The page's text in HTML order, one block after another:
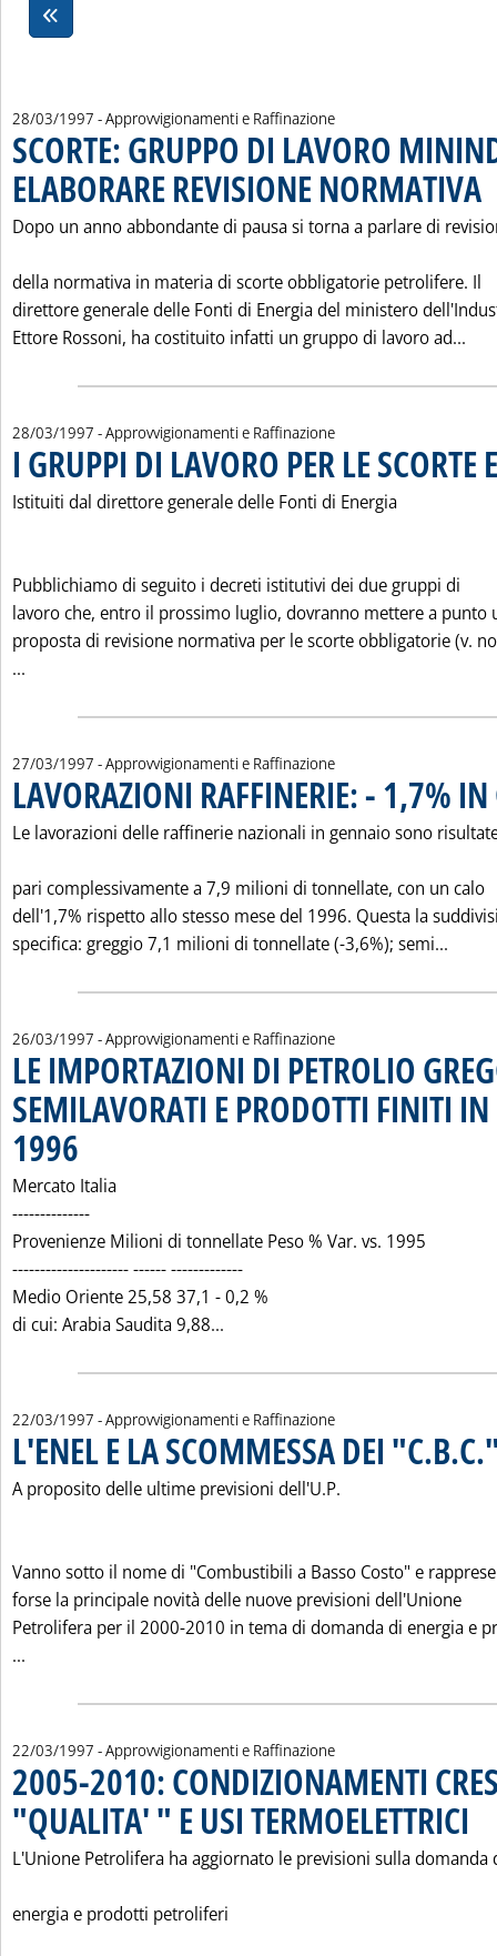
28/03/1997 - Approvvigionamenti e Raffinazione
SCORTE: GRUPPO DI LAVORO
ELABORARE REVISIONE NORMATIVA
Dopo un anno abbondante di pausa si torna a parlare di
della normativa in materia di scorte obbligatorie petrolifere. Il
direttore generale delle Fonti di Energia del ministero
Ettore Rossoni, ha costituito infatti un gruppo di lavoro ad...
28/03/1997 - Approvvigionamenti e Raffinazione
I GRUPPI DI LAVORO PER LE SCORTE
Istituiti dal direttore generale delle Fonti di Energia
Pubblichiamo di seguito i decreti istitutivi dei due gruppi di
lavoro che, entro il prossimo luglio, dovranno mettere a punto
proposta di revisione normativa per le scorte obbligatorie (v.
...
27/03/1997 - Approvvigionamenti e Raffinazione
LAVORAZIONI RAFFINERIE: - 1,7%
Le lavorazioni delle raffinerie nazionali in gennaio sono
pari complessivamente a 7,9 milioni di tonnellate, con un calo
dell'1,7% rispetto allo stesso mese del 1996. Questa la
specifica: greggio 7,1 milioni di tonnellate (-3,6%); semi...
26/03/1997 - Approvvigionamenti e Raffinazione
LE IMPORTAZIONI DI PETROLIO
SEMILAVORATI E PRODOTTI FINITI
1996
Mercato Italia
--------------
Provenienze Milioni di tonnellate Peso % Var. vs. 1995
--------------------- ------ -------------
Medio Oriente 25,58 37,1 - 0,2 %
di cui: Arabia Saudita 9,88...
22/03/1997 - Approvvigionamenti e Raffinazione
L'ENEL E LA SCOMMESSA DEI
A proposito delle ultime previsioni dell'U.P.
Vanno sotto il nome di "Combustibili a Basso Costo" e
forse la principale novità delle nuove previsioni dell'Unione
Petrolifera per il 2000-2010 in tema di domanda di energia e
...
22/03/1997 - Approvvigionamenti e Raffinazione
2005-2010: CONDIZIONAMENTI
"QUALITA' " E USI TERMOELETTRICI
L'Unione Petrolifera ha aggiornato le previsioni sulla domanda
energia e prodotti petroliferi